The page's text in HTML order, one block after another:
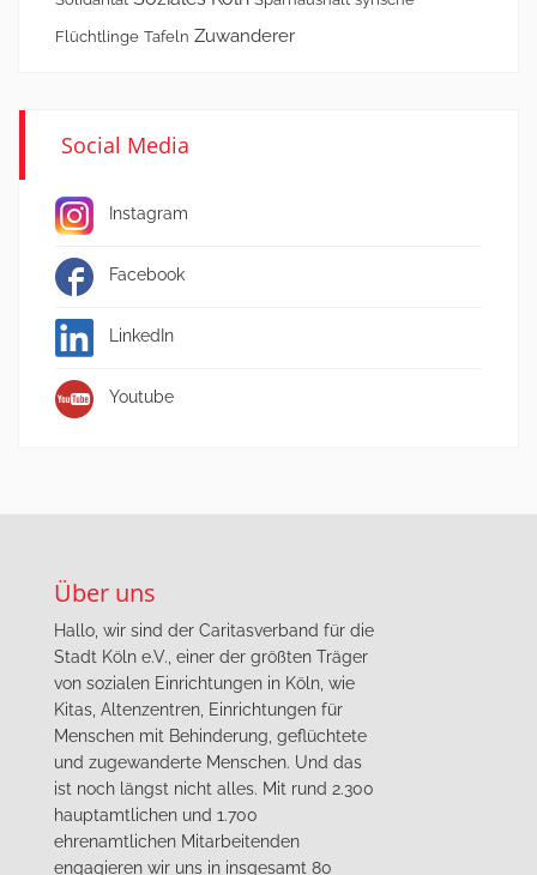
Flüchtlinge Tafeln Zuwanderer
Social Media
Instagram
Facebook
LinkedIn
Youtube
Über uns
Hallo, wir sind der Caritasverband für die
Stadt Köln e.V., einer der größten Träger
von sozialen Einrichtungen in Köln, wie
Kitas, Altenzentren, Einrichtungen für
Menschen mit Behinderung, geflüchtete
und zugewanderte Menschen. Und das
ist noch längst nicht alles. Mit rund 2.300
hauptamtlichen und 1.700
ehrenamtlichen Mitarbeitenden
engagieren wir uns in insgesamt 80